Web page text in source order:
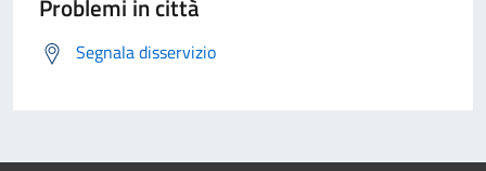
Problemi in città
Segnala disservizio